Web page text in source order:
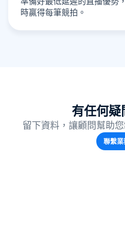
時贏得每筆競拍。
有任何疑
留下資料，讓顧問幫助
聯繫業